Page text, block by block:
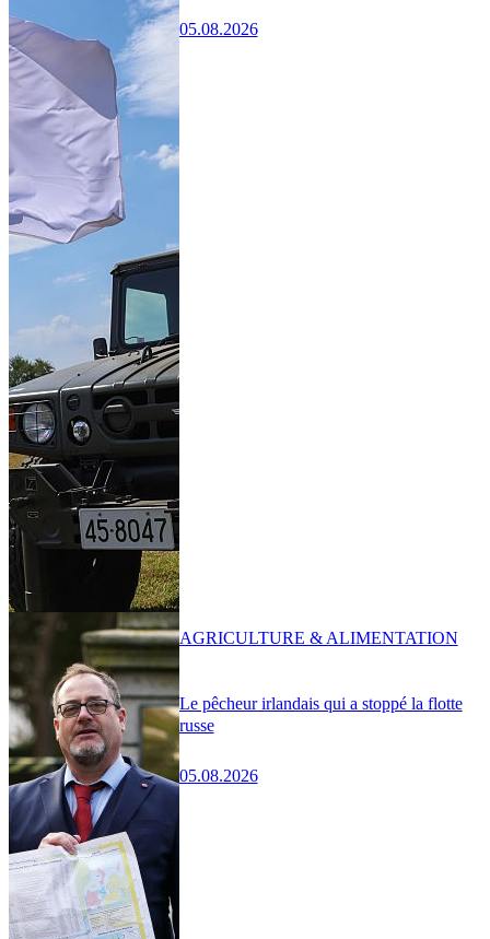
05.08.2026
Le pêcheur irlandais qui a stoppé la flotte
russe
05.08.2026
AGRICULTURE & ALIMENTATION